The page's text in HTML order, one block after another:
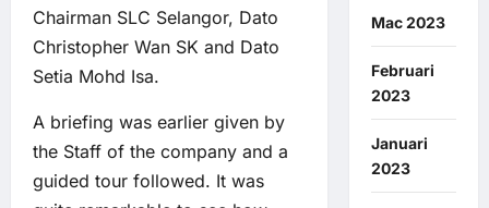
Chairman SLC Selangor, Dato
Christopher Wan SK and Dato
Setia Mohd Isa.
A briefing was earlier given by
the Staff of the company and a
guided tour followed. It was
Mac 2023
Februari
2023
Januari
2023